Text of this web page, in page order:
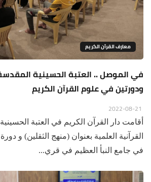
معارف القرآن الكريم
في الموصل .. العتبة الحسينية
ودورتين في علوم القرآن الكريم
أقامت دار القرآن الكريم في العتبة
القرآنية العلمية بعنوان (منهج الثقلين) و
في جامع النبأ العظيم في قري...